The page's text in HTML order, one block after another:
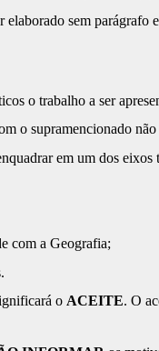
sem parágrafo
o trabalho a ser
o supramencionado não
em um dos eixos
com a Geografia;
o ACEITE. O